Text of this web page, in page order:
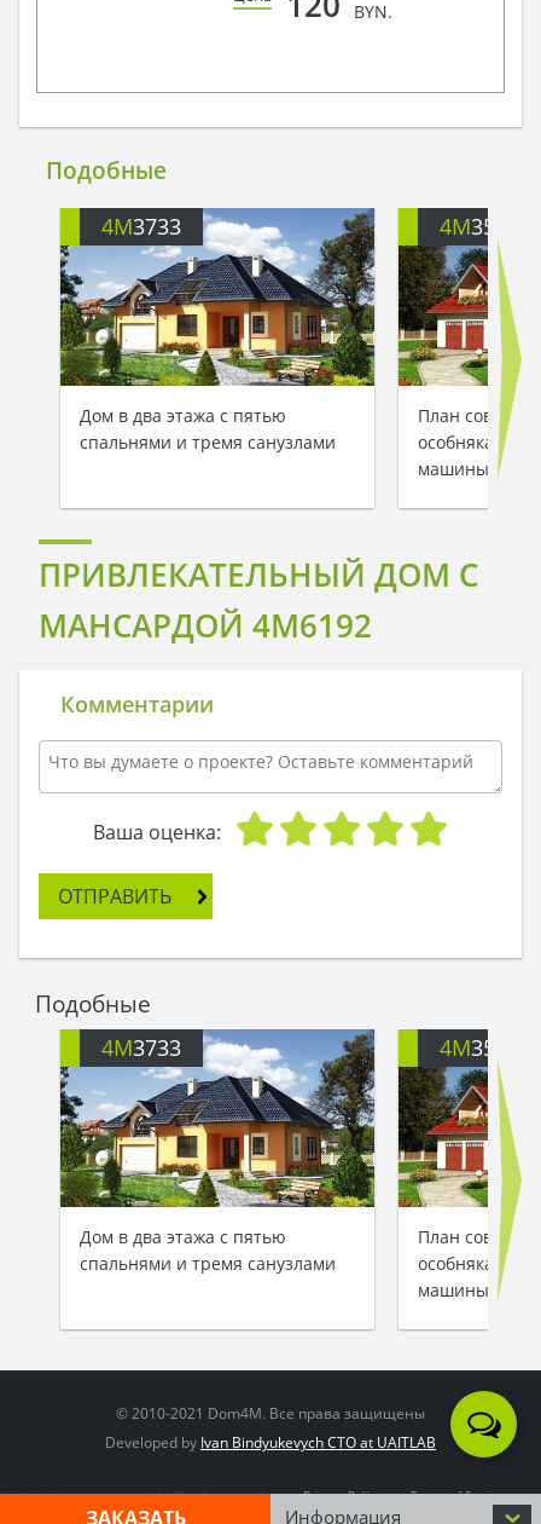
BYN.
Подобные
4M3733
Дом в два этажа с пятью
спальнями и тремя санузлами
4M3521
План
особняка с
машины
ПРИВЛЕКАТЕЛЬНЫЙ ДОМ С
МАНСАРДОЙ 4M6192
Комментарии
Ваша оценка:
ОТПРАВИТЬ
Подобные
4M3733
Дом в два этажа с пятью
спальнями и тремя санузлами
4M3521
План
особняка с
машины
ЗАКАЗАТЬ Информация
© 2010-2021 Dom4M. Все права защищены
Developed by Ivan Bindyukevych CTO at UAITLAB
This site is protected by reCAPTCHA and the GooglePrivacy PolicyandTerms of Serviceapply